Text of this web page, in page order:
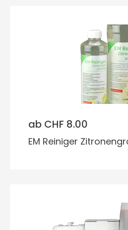
ab CHF 8.00
EM Reiniger